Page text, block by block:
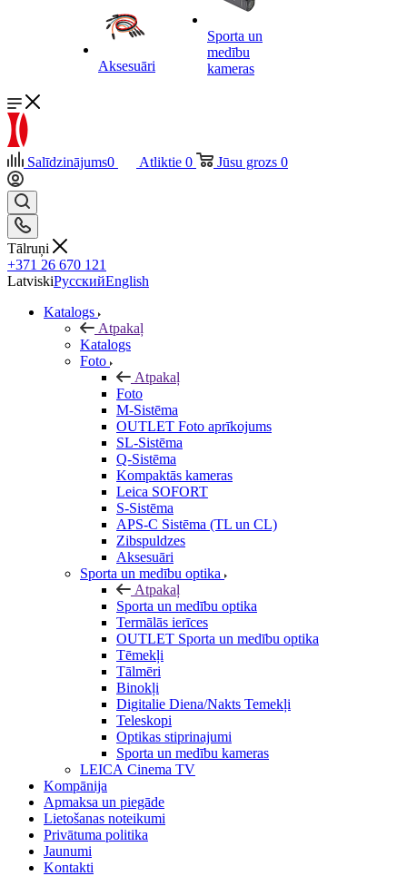
Aksesuāri
Sporta un
medību
kameras
Salīdzinājums0 Atliktie 0 Jūsu grozs 0
Tālruņi
+371 26 670 121
LatviskiРусскийEnglish
Katalogs
Atpakaļ
Katalogs
Foto
Atpakaļ
Foto
M-Sistēma
OUTLET Foto aprīkojums
SL-Sistēma
Q-Sistēma
Kompaktās kameras
Leica SOFORT
S-Sistēma
APS-C Sistēma (TL un CL)
Zibspuldzes
Aksesuāri
Sporta un medību optika
Atpakaļ
Sporta un medību optika
Termālās ierīces
OUTLET Sporta un medību optika
Tēmekļi
Tālmēri
Binokļi
Digitalie Diena/Nakts Temekļi
Teleskopi
Optikas stiprinajumi
Sporta un medību kameras
LEICA Cinema TV
Kompānija
Apmaksa un piegāde
Lietošanas noteikumi
Privātuma politika
Jaunumi
Kontakti